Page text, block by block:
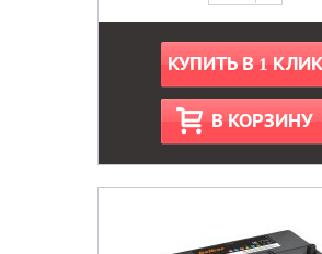
КУПИТЬ В 1 КЛИК
В КОРЗИНУ